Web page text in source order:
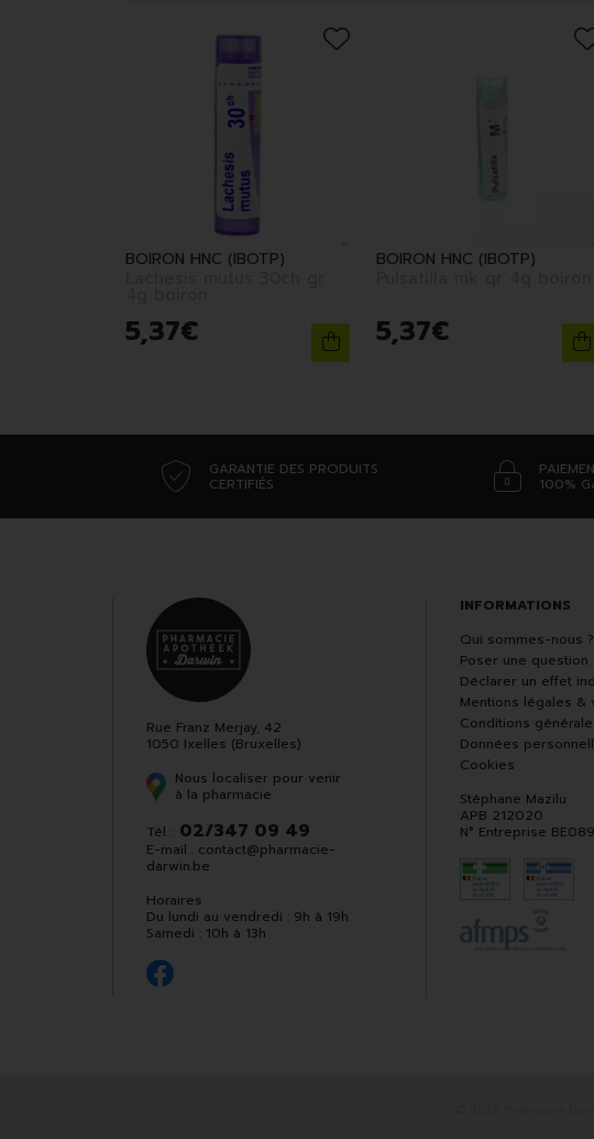
BOIRON HNC (IBOTP)
5,37€
BOIRON HNC (IBOTP)
5,37€
GARANTIE DES PRODUITS
CERTIFIÉS 100%
Rue Franz Merjay, 42
1050 Ixelles (Bruxelles)
Nous localiser pour venir
à la pharmacie
Tél. : 02/347 09 49
E-mail : contact@pharmacie-
darwin.be
Horaires
Du lundi au vendredi : 9h à 19h
Samedi : 10h à 13h
INFORMATIONS
Qui sommes-nous ?
Poser une question
Déclarer un effet
Mentions légales &
Conditions
Données
Cookies
Stéphane Mazilu
APB 212020
N° Entreprise